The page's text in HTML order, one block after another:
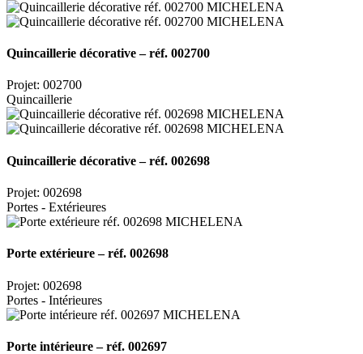
Quincaillerie décorative – réf. 002700
Projet: 002700
Quincaillerie
Quincaillerie décorative – réf. 002698
Projet: 002698
Portes - Extérieures
Porte extérieure – réf. 002698
Projet: 002698
Portes - Intérieures
Porte intérieure – réf. 002697